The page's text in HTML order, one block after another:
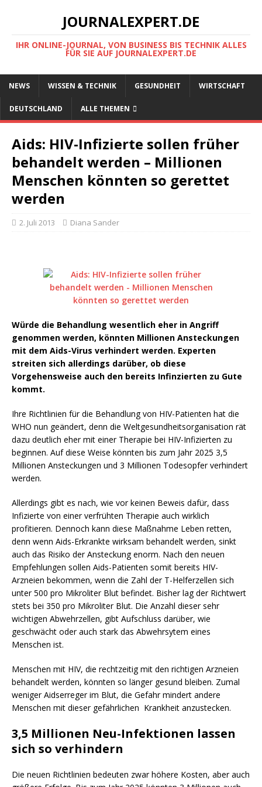
JOURNALEXPERT.DE
IHR ONLINE-JOURNAL, VON BUSINESS BIS TECHNIK ALLES
FÜR SIE AUF JOURNALEXPERT.DE
NEWS WISSEN & TECHNIK GESUNDHEIT WIRTSCHAFT
DEUTSCHLAND ALLE THEMEN
Aids: HIV-Infizierte sollen früher
behandelt werden – Millionen
Menschen könnten so gerettet
werden
2. Juli 2013 Diana Sander
Würde die Behandlung wesentlich eher in Angriff
genommen werden, könnten Millionen Ansteckungen
mit dem Aids-Virus verhindert werden. Experten
streiten sich allerdings darüber, ob diese
Vorgehensweise auch den bereits Infinzierten zu Gute
kommt.
Ihre Richtlinien für die Behandlung von HIV-Patienten hat die
WHO nun geändert, denn die Weltgesundheitsorganisation rät
dazu deutlich eher mit einer Therapie bei HIV-Infizierten zu
beginnen. Auf diese Weise könnten bis zum Jahr 2025 3,5
Millionen Ansteckungen und 3 Millionen Todesopfer verhindert
werden.
Allerdings gibt es nach, wie vor keinen Beweis dafür, dass
Infizierte von einer verfrühten Therapie auch wirklich
profitieren. Dennoch kann diese Maßnahme Leben retten,
denn wenn Aids-Erkrankte wirksam behandelt werden, sinkt
auch das Risiko der Ansteckung enorm. Nach den neuen
Empfehlungen sollen Aids-Patienten somit bereits HIV-
Arzneien bekommen, wenn die Zahl der T-Helferzellen sich
unter 500 pro Mikroliter Blut befindet. Bisher lag der Richtwert
stets bei 350 pro Mikroliter Blut. Die Anzahl dieser sehr
wichtigen Abwehrzellen, gibt Aufschluss darüber, wie
geschwächt oder auch stark das Abwehrsytem eines
Menschen ist.
Menschen mit HIV, die rechtzeitig mit den richtigen Arzneien
behandelt werden, könnten so länger gesund bleiben. Zumal
weniger Aidserreger im Blut, die Gefahr mindert andere
Menschen mit dieser gefährlichen Krankheit anzustecken.
3,5 Millionen Neu-Infektionen lassen
sich so verhindern
Die neuen Richtlinien bedeuten zwar höhere Kosten, aber auch